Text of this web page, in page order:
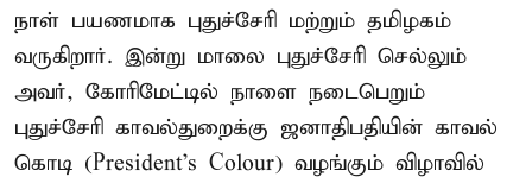
நாள் பயணமாக புதுச்சேரி மற்றும் தமிழகம்
வருகிறார். இன்று மாலை புதுச்சேரி செல்லும்
அவர், கோரிமேட்டில் நாளை நடைபெறும்
புதுச்சேரி காவல்துறைக்கு ஜனாதிபதியின் காவல்
கொடி (President's Colour) வழங்கும் விழாவில்